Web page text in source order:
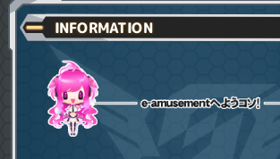
INFORMATION